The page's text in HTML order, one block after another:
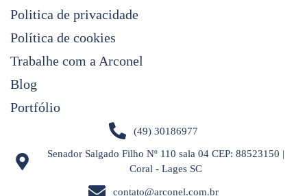
Politica de privacidade
Política de cookies
Trabalhe com a Arconel
Blog
Portfólio
(49) 30186977
Senador Salgado Filho Nº 110 sala 04 CEP: 88523150 |
Coral - Lages SC
contato@arconel.com.br